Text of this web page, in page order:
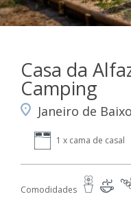
Casa da
Camping
Janeiro de
1 x cama de casal
Comodidades